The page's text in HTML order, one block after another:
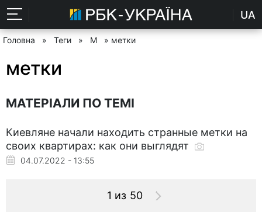
UA
Головна » Теги » М » метки
метки
МАТЕРІАЛИ ПО ТЕМІ
Киевляне начали находить странные метки на
своих квартирах: как они выглядят
04.07.2022 - 13:55
1 из 50